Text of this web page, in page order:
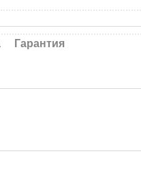
Гарантия